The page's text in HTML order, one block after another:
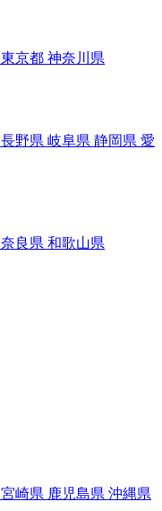
東京都 神奈川県
長野県 岐阜県 静岡県 愛
奈良県 和歌山県
宮崎県 鹿児島県 沖縄県